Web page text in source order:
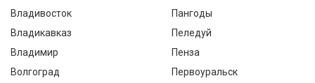
Владивосток
Владикавказ
Владимир
Волгоград
Пангоды
Пеледуй
Пенза
Первоуральск